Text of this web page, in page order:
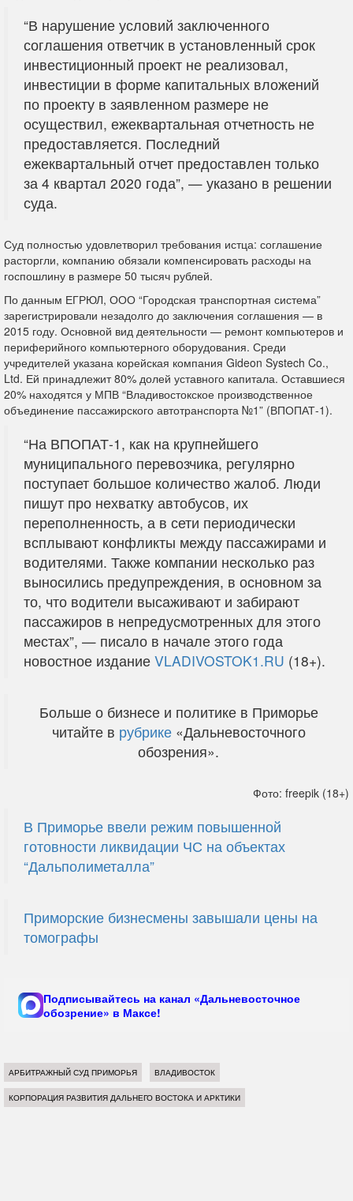
“В нарушение условий заключенного
соглашения ответчик в установленный срок
инвестиционный проект не реализовал,
инвестиции в форме капитальных вложений
по проекту в заявленном размере не
осуществил, ежеквартальная отчетность не
предоставляется. Последний
ежеквартальный отчет предоставлен только
за 4 квартал 2020 года”, — указано в решении
суда.
Суд полностью удовлетворил требования истца: соглашение
расторгли, компанию обязали компенсировать расходы на
госпошлину в размере 50 тысяч рублей.
По данным ЕГРЮЛ, ООО “Городская транспортная система”
зарегистрировали незадолго до заключения соглашения — в
2015 году. Основной вид деятельности — ремонт компьютеров и
периферийного компьютерного оборудования. Среди
учредителей указана корейская компания Gideon Systech Co.,
Ltd. Ей принадлежит 80% долей уставного капитала. Оставшиеся
20% находятся у МПВ “Владивостокское производственное
объединение пассажирского автотранспорта №1” (ВПОПАТ-1).
“На ВПОПАТ-1, как на крупнейшего
муниципального перевозчика, регулярно
поступает большое количество жалоб. Люди
пишут про нехватку автобусов, их
переполненность, а в сети периодически
всплывают конфликты между пассажирами и
водителями. Также компании несколько раз
выносились предупреждения, в основном за
то, что водители высаживают и забирают
пассажиров в непредусмотренных для этого
местах”, — писало в начале этого года
новостное издание VLADIVOSTOK1.RU (18+).
Больше о бизнесе и политике в Приморье
читайте в рубрике«Дальневосточного
обозрения».
Фото: freepik (18+)
В Приморье ввели режим повышенной
готовности ликвидации ЧС на объектах
“Дальполиметалла”
Приморские бизнесмены завышали цены на
томографы
Подписывайтесь на канал «Дальневосточное
обозрение» в Максе!
АРБИТРАЖНЫЙ СУД ПРИМОРЬЯ ВЛАДИВОСТОК
КОРПОРАЦИЯ РАЗВИТИЯ ДАЛЬНЕГО ВОСТОКА И АРКТИКИ